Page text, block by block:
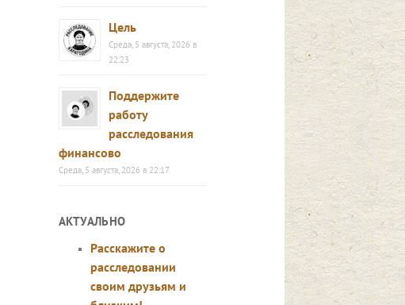
Цель
Среда, 5 августа, 2026 в
22:23
Поддержите
работу
расследования
финансово
Среда, 5 августа, 2026 в 22:17
АКТУАЛЬНО
Расскажите о
расследовании
своим друзьям и